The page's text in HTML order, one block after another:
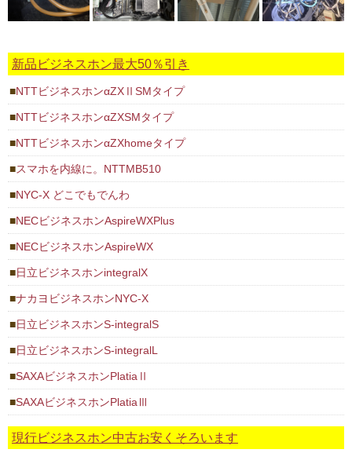
新品ビジネスホン最大50％引き
NTTビジネスホンαZXⅡSMタイプ
NTTビジネスホンαZXSMタイプ
NTTビジネスホンαZXhomeタイプ
スマホを内線に。NTTMB510
NYC-X どこでもでんわ
NECビジネスホンAspireWXPlus
NECビジネスホンAspireWX
日立ビジネスホンintegralX
ナカヨビジネスホンNYC-X
日立ビジネスホンS-integralS
日立ビジネスホンS-integralL
SAXAビジネスホンPlatiaⅡ
SAXAビジネスホンPlatiaⅢ
現行ビジネスホン中古お安くそろいます